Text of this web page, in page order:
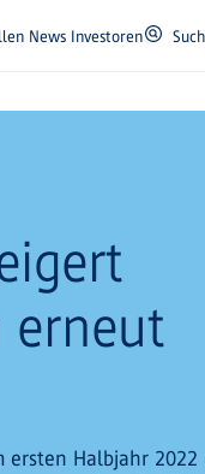
News Investoren
erneut
ersten Halbjahr 2022